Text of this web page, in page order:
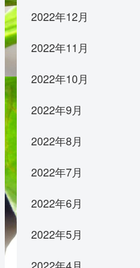
2022年12月
2022年11月
2022年10月
2022年9月
2022年8月
2022年7月
2022年6月
2022年5月
2022年4月